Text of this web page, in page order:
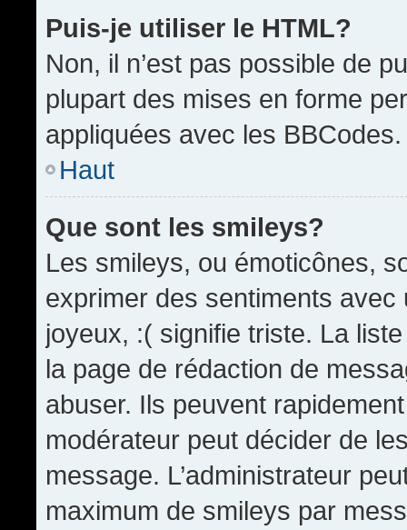
Puis-je utiliser le HTML?
Non, il n’est pas possible de
plupart des mises en forme
appliquées avec les BBCodes.
Haut
Que sont les smileys?
Les smileys, ou émoticônes,
exprimer des sentiments
joyeux, :( signifie triste. La
la page de rédaction de
abuser. Ils peuvent
modérateur peut décider de
message. L’administrateur
maximum de smileys par